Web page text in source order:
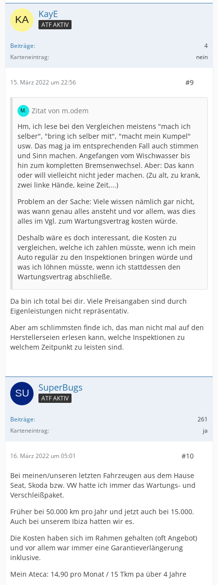
KayE
ATF AKTIV
Beiträge
4
Karteneintrag
nein
15. März 2022 um 22:56 #9
Zitat von m.odem
Hm, ich lese bei den Vergleichen meistens "mach ich
selber", "bring ich selber mit", "macht mein Kumpel"
usw. Das mag ja im entsprechenden Fall auch stimmen
und Sinn machen. Angefangen vom Wischwasser bis
hin zum kompletten Bremsenwechsel. Aber: Das kann
oder will vielleicht nicht jeder machen. (Zu alt, zu krank,
zwei linke Hände, keine Zeit,...)
Problem an der Sache: Viele wissen nämlich gar nicht,
was wann genau alles ansteht und vor allem, was dies
alles im Vgl. zum Wartungsvertrag kosten würde.
Deshalb wäre es doch interessant, die Kosten zu
vergleichen, welche ich zahlen müsste, wenn ich mein
Auto regulär zu den Inspektionen bringen würde und
was ich löhnen müsste, wenn ich stattdessen den
Wartungsvertrag abschließe.
Da bin ich total bei dir. Viele Preisangaben sind durch
Eigenleistungen nicht repräsentativ.
Aber am schlimmsten finde ich, das man nicht mal auf den
Herstellerseien erlesen kann, welche Inspektionen zu
welchem Zeitpunkt zu leisten sind.
SuperBugs
ATF AKTIV
Beiträge
261
Karteneintrag
ja
16. März 2022 um 05:01 #10
Bei meinen/unseren letzten Fahrzeugen aus dem Hause
Seat, Skoda bzw. VW hatte ich immer das Wartungs- und
Verschleißpaket.
Früher bei 50.000 km pro Jahr und jetzt auch bei 15.000.
Auch bei unserem Ibiza hatten wir es.
Die Kosten haben sich im Rahmen gehalten (oft Angebot)
und vor allem war immer eine Garantieverlängerung
inklusive.
Mein Ateca: 14,90 pro Monat / 15 Tkm pa über 4 Jahre